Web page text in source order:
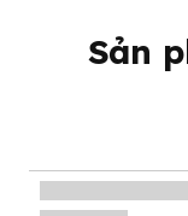
Đặc
ăn dặm
Sản